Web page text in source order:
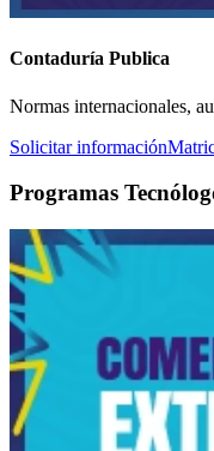
Contaduría Publica
Normas internacionales,
Solicitar información
Programas